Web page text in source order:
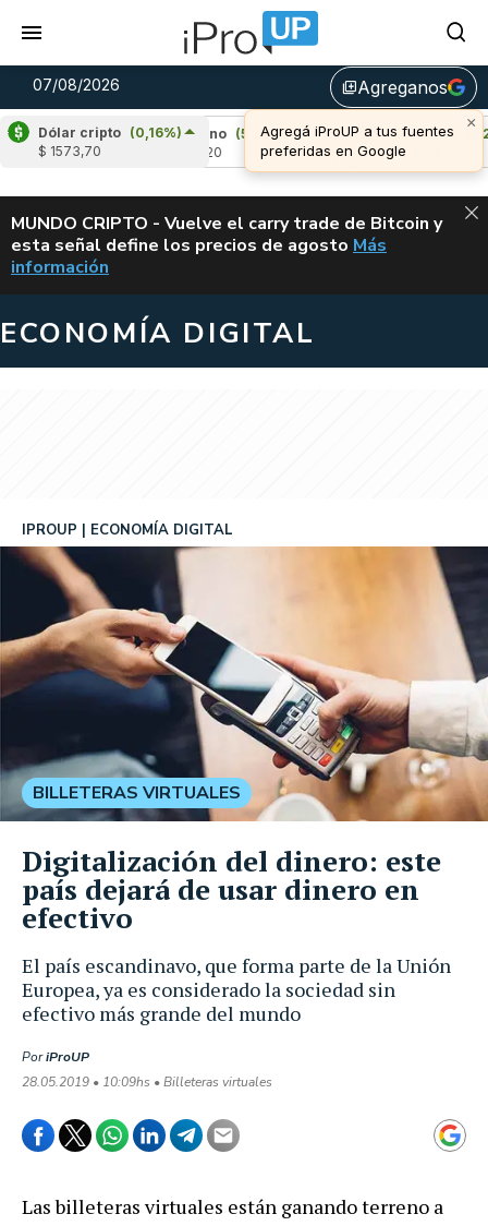
07/08/2026 library_addAgreganos
×
Agregá iProUP a tus fuentes
preferidas en Google
Dólar cripto (0,16%)
$ 1573,70
Cardano
(5,49%)
Avalanche
u$s 6,50
ALERTA
MUNDO CRIPTO - Vuelve el carry trade de Bitcoin y
esta señal define los precios de agosto VUELVE EL
Más
información
ECONOMÍA DIGITAL
El país escandinavo, que forma parte de la Unión
Europea, ya es considerado la sociedad sin
efectivo más grande del mundo
IPROUP ECONOMÍA DIGITAL
PoriProUP
28.05.2019 • 10:09hs • Billeteras virtuales
BILLETERAS VIRTUALES
Digitalización del dinero: este
país dejará de usar dinero en
efectivo
Las billeteras virtuales están ganando terreno a